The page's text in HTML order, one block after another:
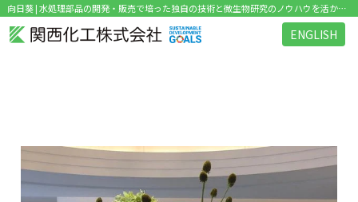
向日葵 | 水処理部品の開発・販売で培った独自の技術と微生物研究のノウハウを活かした環境関連ビジネス を展開
ENGLISH